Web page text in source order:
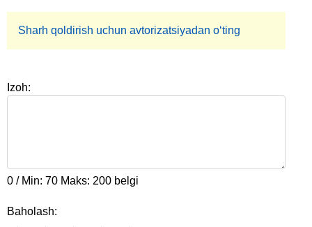
Sharh qoldirish uchun avtorizatsiyadan o‘ting
Izoh:
0 / Min: 70 Maks: 200 belgi
Baholash: